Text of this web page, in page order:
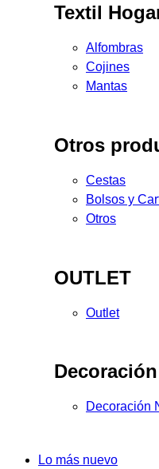
Textil
Alfombras
Cojines
Mantas
Otros
Cestas
Bolsos y
Otros
OUTLET
Outlet
Decoración
Lo más nuevo